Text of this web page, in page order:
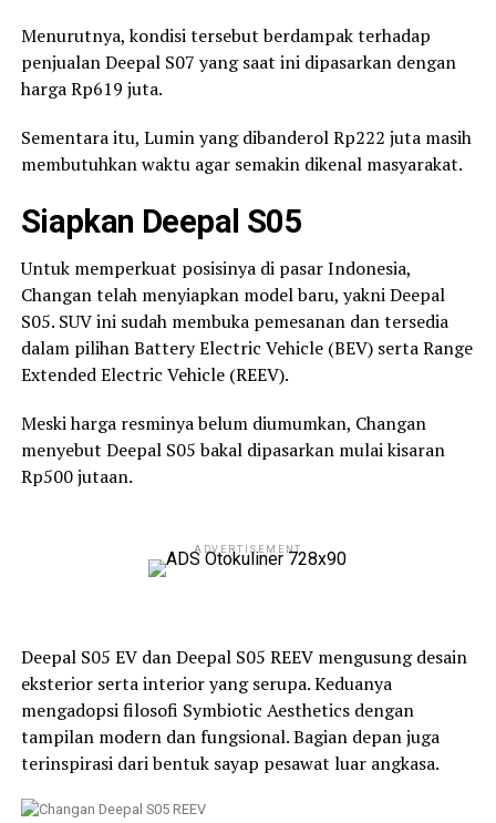
Menurutnya, kondisi tersebut berdampak terhadap
penjualan Deepal S07 yang saat ini dipasarkan dengan
harga Rp619 juta.
Sementara itu, Lumin yang dibanderol Rp222 juta masih
membutuhkan waktu agar semakin dikenal masyarakat.
Siapkan Deepal S05
Untuk memperkuat posisinya di pasar Indonesia,
Changan telah menyiapkan model baru, yakni Deepal
S05. SUV ini sudah membuka pemesanan dan tersedia
dalam pilihan Battery Electric Vehicle (BEV) serta Range
Extended Electric Vehicle (REEV).
Meski harga resminya belum diumumkan, Changan
menyebut Deepal S05 bakal dipasarkan mulai kisaran
Rp500 jutaan.
ADVERTISEMENT
Deepal S05 EV dan Deepal S05 REEV mengusung desain
eksterior serta interior yang serupa. Keduanya
mengadopsi filosofi Symbiotic Aesthetics dengan
tampilan modern dan fungsional. Bagian depan juga
terinspirasi dari bentuk sayap pesawat luar angkasa.